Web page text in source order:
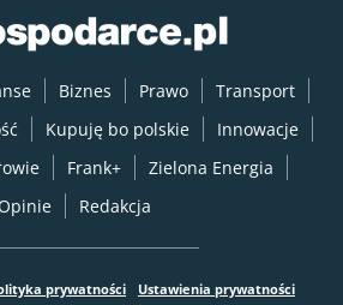
Biznes Prawo
Transport
Kupuję bo polskie
Innowacje
Frank+
Zielona Energia
Redakcja
prywatności Ustawienia prywatności